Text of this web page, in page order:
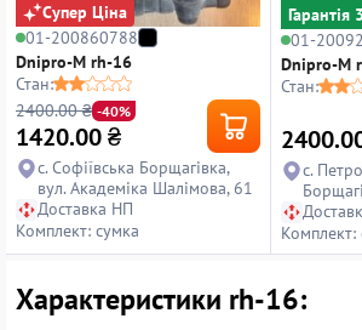
Супер Ціна
01-200860788
Dnipro-M rh-16
Стан:
2400.00 ₴ -40%
1420.00₴
с. Софіївська Борщагівка,
вул. Академіка Шалімова, 61
Доставка НП
Комплект: сумка
Гарантiя
01-
Dnipro-M
Стан:
с.
Комплект:
Характеристики rh-16: